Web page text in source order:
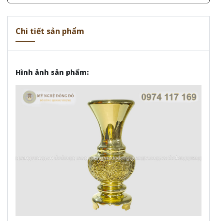
Chi tiết sản phẩm
Hình ảnh sản phẩm: